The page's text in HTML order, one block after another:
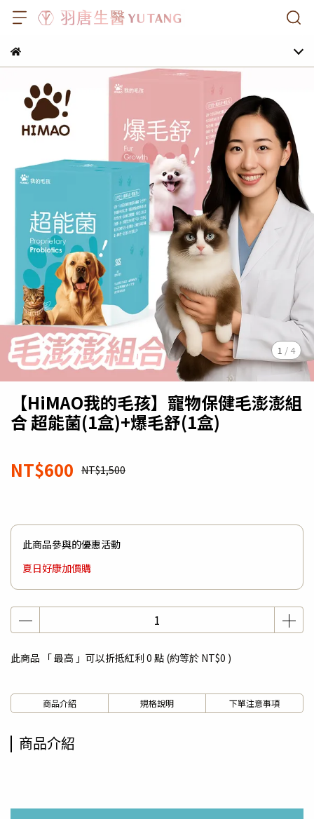
1 / 4
【HiMAO我的毛孩】寵物保健毛澎澎組
合 超能菌(1盒)+爆毛舒(1盒)
NT$600 NT$1,500
此商品參與的優惠活動
夏日好康加價購
此商品 「 最高 」可以折抵紅利 0 點 (約等於 NT$0 )
商品介紹 規格說明 下單注意事項
商品介紹